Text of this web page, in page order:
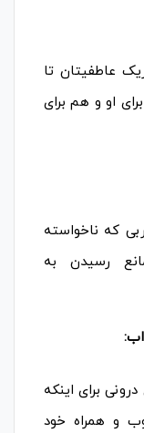
عاطفیتان تا
او و هم برای
که ناخواسته
رسیدن به
برای اینکه
و همراه خود